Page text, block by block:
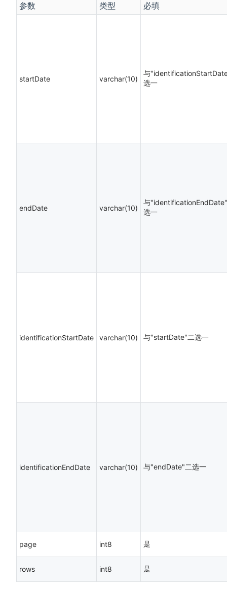
参数 类型 必填
startDate varchar(10)
与
选一
endDate varchar(10)
与
选一
identificationStartDate varchar(10) 与"startDate"二选一
identificationEndDate varchar(10) 与"endDate"二选一
page int8 是
rows int8 是